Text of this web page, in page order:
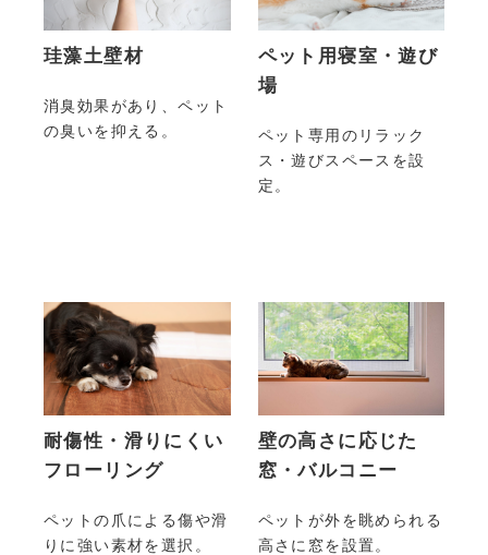
珪藻土壁材
消臭効果があり、ペット
の臭いを抑える。
ペット用寝室・遊び
場
ペット専用のリラック
ス・遊びスペースを設
定。
耐傷性・滑りにくい
フローリング
ペットの爪による傷や滑
りに強い素材を選択。
壁の高さに応じた
窓・バルコニー
ペットが外を眺められる
高さに窓を設置。